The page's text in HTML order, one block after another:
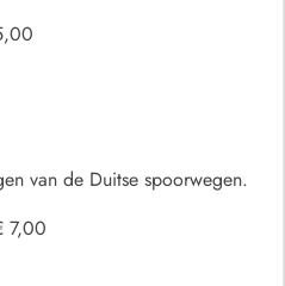
van de Duitse spoorwegen.
7,00